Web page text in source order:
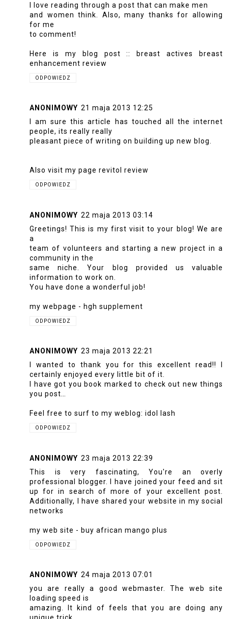
I love reading through a post that can make men
and women think. Also, many thanks for allowing
for me
to comment!
Here is my blog post ::
breast actives breast
enhancement review
ODPOWIEDZ
ANONIMOWY 21 maja 2013 12:25
I am sure this article has touched all the internet
people, its really really
pleasant piece of writing on building up new blog.
Also visit my page revitol review
ODPOWIEDZ
ANONIMOWY 22 maja 2013 03:14
Greetings! This is my first visit to your blog! We are
a
team of volunteers and starting a new project in a
community in the
same niche. Your blog provided us valuable
information to work on.
You have done a wonderful job!
my webpage - hgh supplement
ODPOWIEDZ
ANONIMOWY 23 maja 2013 22:21
I wanted to thank you for this excellent read!! I
certainly enjoyed every little bit of it.
I have got you book marked to check out new things
you post…
Feel free to surf to my weblog: idol lash
ODPOWIEDZ
ANONIMOWY 23 maja 2013 22:39
This is very fascinating, You're an overly
professional blogger. I have joined your feed and sit
up for in search of more of your excellent post.
Additionally, I have shared your website in my social
networks
my web site - buy african mango plus
ODPOWIEDZ
ANONIMOWY 24 maja 2013 07:01
you are really a good webmaster. The web site
loading speed is
amazing. It kind of feels that you are doing any